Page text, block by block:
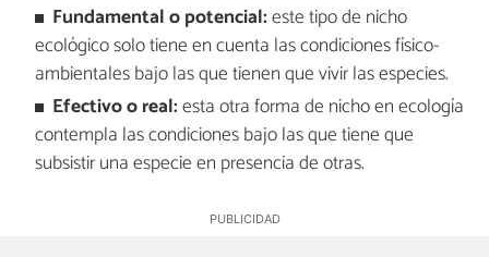
Fundamental o potencial:este tipo de nicho
ecológico solo tiene en cuenta las condiciones físico-
ambientales bajo las que tienen que vivir las especies.
Efectivo o real:esta otra forma de nicho en ecología
contempla las condiciones bajo las que tiene que
subsistir una especie en presencia de otras.